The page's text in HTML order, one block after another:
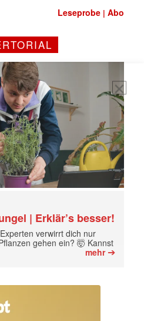
Newsletter
informiert.
Leseprobe |Abo
| Erklär’s besser!
verwirrt dich nur
gehen ein? 🤯 Kannst
mehr➔